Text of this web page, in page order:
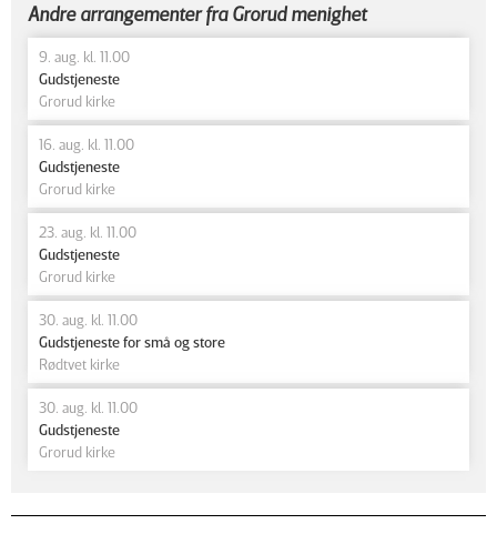
Andre arrangementer fra Grorud menighet
9. aug. kl. 11.00
Gudstjeneste
Grorud kirke
16. aug. kl. 11.00
Gudstjeneste
Grorud kirke
23. aug. kl. 11.00
Gudstjeneste
Grorud kirke
30. aug. kl. 11.00
Gudstjeneste for små og store
Rødtvet kirke
30. aug. kl. 11.00
Gudstjeneste
Grorud kirke